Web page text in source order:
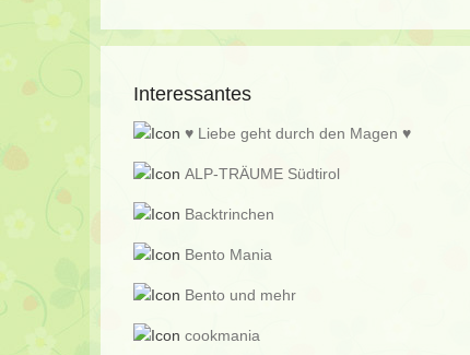
Interessantes
♥ Liebe geht durch den Magen ♥
ALP-TRÄUME Südtirol
Backtrinchen
Bento Mania
Bento und mehr
cookmania